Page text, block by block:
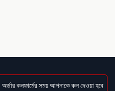
অর্ডার কনফার্মের সময় আপনাকে কল দেওয়া হবে ।